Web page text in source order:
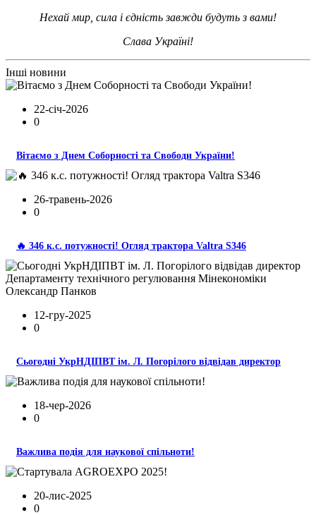
Нехай мир, сила і єдність завжди будуть з вами!
Слава Україні!
Інші новини
22-січ-2026
0
Вітаємо з Днем Соборності та Свободи України!
26-травень-2026
0
🔥 346 к.с. потужності! Огляд трактора Valtra S346
12-гру-2025
0
Сьогодні УкрНДІПВТ ім. Л. Погорілого відвідав директор
18-чер-2026
0
Важлива подія для наукової спільноти!
20-лис-2025
0